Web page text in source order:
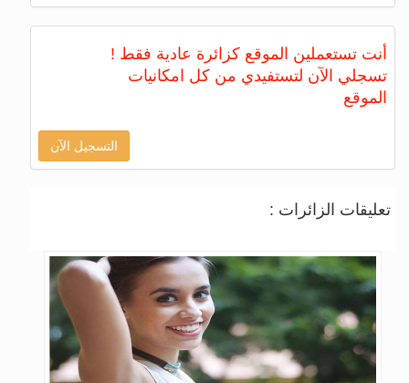
أنت تستعملين الموقع كزائرة عادية فقط !
تسجلي الآن لتستفيدي من كل امكانيات
الموقع
التسجيل الآن
تعليقات الزائرات :